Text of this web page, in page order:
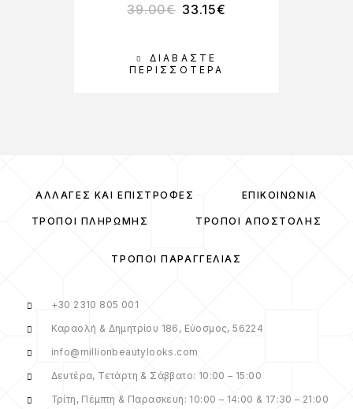
ΔΙΑΒΆΣΤΕ
ΠΕΡΙΣΣΌΤΕΡΑ
39.00€ 33.15€
ΑΛΛΑΓΈΣ ΚΑΙ ΕΠΙΣΤΡΟΦΈΣ ΕΠΙΚΟΙΝΩΝΊΑ
ΤΡΌΠΟΙ ΠΛΗΡΩΜΉΣ ΤΡΌΠΟΙ ΑΠΟΣΤΟΛΉΣ
ΤΡΌΠΟΙ ΠΑΡΑΓΓΕΛΊΑΣ
+30 2310 805 001
Καραολή & Δημητρίου 186, Εύοσμος, 56224
info@millionbeautylooks.com
Δευτέρα, Τετάρτη & Σάββατο: 10:00 – 15:00
Τρίτη, Πέμπτη & Παρασκευή: 10:00 – 14:00 & 17:30 – 21:00